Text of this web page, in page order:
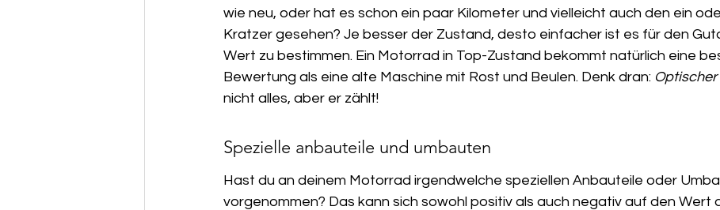
wie neu, oder hat es schon ein paar Kilometer und vielleicht auch den ein
Kratzer gesehen? Je besser der Zustand, desto einfacher ist es für den
Wert zu bestimmen. Ein Motorrad in Top-Zustand bekommt natürlich eine
Bewertung als eine alte Maschine mit Rost und Beulen. Denk dran:
nicht alles, aber er zählt!
Spezielle anbauteile und umbauten
Hast du an deinem Motorrad irgendwelche speziellen Anbauteile oder
vorgenommen? Das kann sich sowohl positiv als auch negativ auf den Wert